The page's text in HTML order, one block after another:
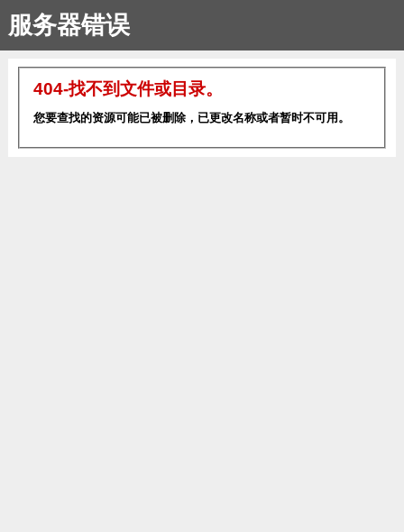
服务器错误
404-找不到文件或目录。
您要查找的资源可能已被删除，已更改名称或者暂时不可用。